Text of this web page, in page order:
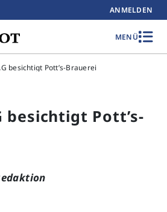
ANMELDEN
MENÜ
besichtigt Pott’s-Brauerei
besichtigt Pott’s-